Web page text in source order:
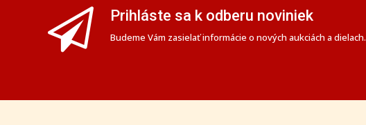
Prihláste sa k odberu noviniek
Budeme Vám zasielať informácie o nových aukciách a dielach.